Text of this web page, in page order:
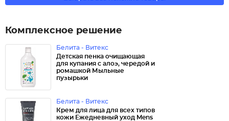
Комплексное решение
Белита - Витекс
Детская пенка очищающая
для купания с алоэ, чередой и
ромашкой Мыльные
пузырьки
Белита - Витекс
Крем для лица для всех типов
кожи Ежедневный уход Mens